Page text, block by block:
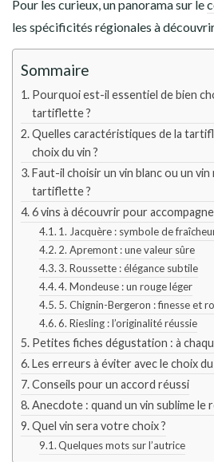
Pour les curieux, un panorama sur le
les spécificités régionales à
Sommaire
Pourquoi est-il essentiel de bien
tartiflette ?
Quelles caractéristiques de la
choix du vin ?
Faut-il choisir un vin blanc ou un vin
tartiflette ?
6 vins à découvrir pour
1. Jacquère : symbole de
2. Apremont : une valeur sûre
3. Roussette : élégance subtile
4. Mondeuse : un rouge léger
5. Chignin-Bergeron : finesse et
6. Riesling : l’originalité réussie
Petites fiches dégustation : à
Les erreurs à éviter avec le choix
Conseils pour un accord réussi
Anecdote : quand un vin sublime le
Quel vin sera votre choix ?
Quelques mots sur l’autrice